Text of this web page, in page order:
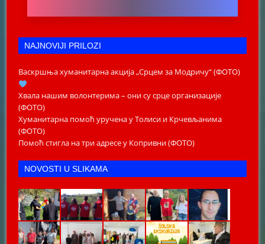
NAJNOVIJI PRILOZI
Васкршња хуманитарна акција „Срцем за Модричу“ (ФОТО)
Хвала нашим волонтерима – они су срце организације
(ФОТО)
Хуманитарна помоћ уручена у Толиси и Крчевљанима
(ФОТО)
Помоћ стигла на три адресе у Копривни (ФОТО)
NOVOSTI U SLIKAMA